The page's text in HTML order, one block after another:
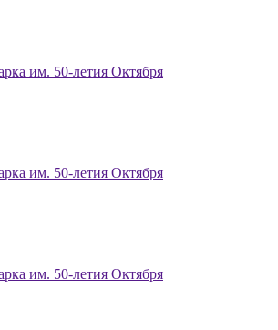
им. 50-летия Октября
им. 50-летия Октября
им. 50-летия Октября